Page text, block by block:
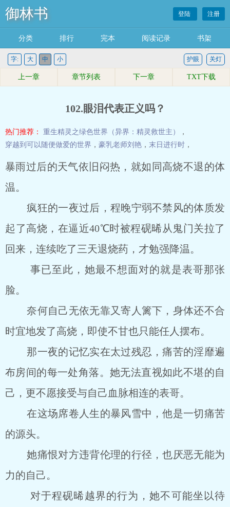
御林书 登陆 注册
分类 排行 完本 阅读记录 书架
字: 大 中 小 关灯
护眼
上一章 章节列表 下一章 TXT下载
102.眼泪代表正义吗？
热门推荐： 重生精灵之绿色世界（异界：精灵救世主）
，
穿越到可以随便做爱的世界 ， 豪乳老师刘艳 ， 末日进行时 ，
暴雨过后的天气依旧闷热，就如同高烧不退的体
温。
疯狂的一夜过后，程晚宁弱不禁风的体质发
起了高烧，在逼近40℃时被程砚晞从鬼门关拉了
回来，连续吃了三天退烧药，才勉强降温。
事已至此，她最不想面对的就是表哥那张
脸。
奈何自己无依无靠又寄人篱下，身体还不合
时宜地发了高烧，即使不甘也只能任人摆布。
那一夜的记忆实在太过残忍，痛苦的淫靡遍
布房间的每一处角落。她无法直视如此不堪的自
己，更不愿接受与自己血脉相连的表哥。
在这场席卷人生的暴风雪中，他是一切痛苦
的源头。
她痛恨对方违背伦理的行径，也厌恶无能为
力的自己。
对于程砚晞越界的行为，她不可能坐以待